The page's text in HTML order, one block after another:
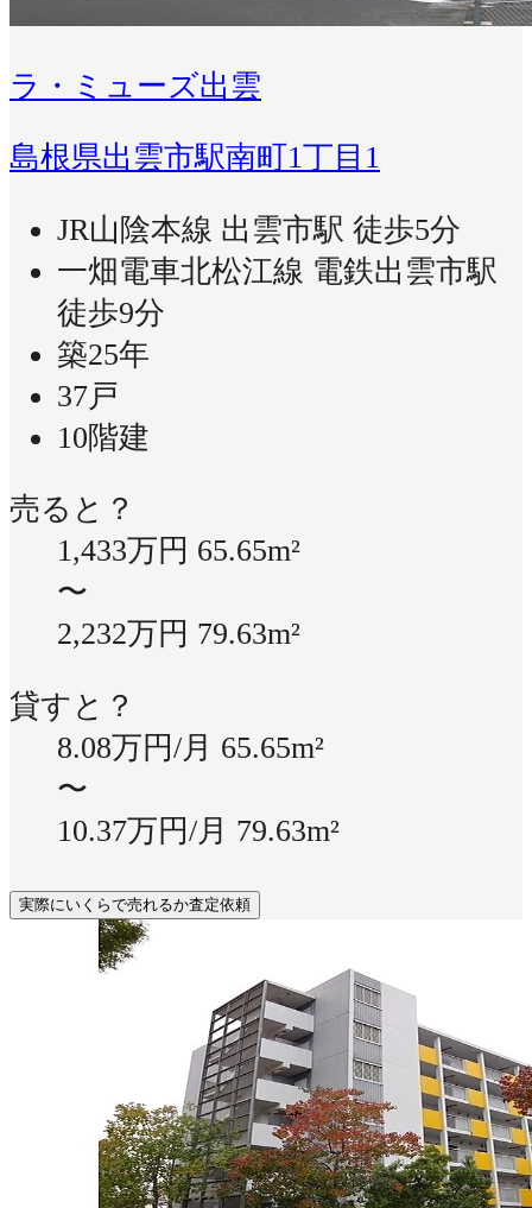
ラ・ミューズ出雲
島根県出雲市駅南町1丁目1
JR山陰本線 出雲市駅 徒歩5分
一畑電車北松江線 電鉄出雲市駅
徒歩9分
築25年
37戸
10階建
売ると？
1,433万円 65.65m²
〜
2,232万円 79.63m²
貸すと？
8.08万円/月 65.65m²
〜
10.37万円/月 79.63m²
実際にいくらで売れるか査定依頼